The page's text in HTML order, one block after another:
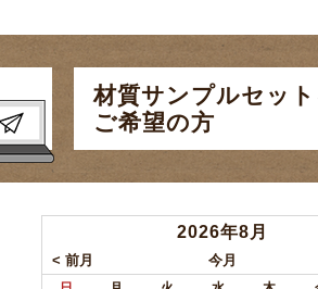
材質サンプルセット
ご希望の方
2026年8月